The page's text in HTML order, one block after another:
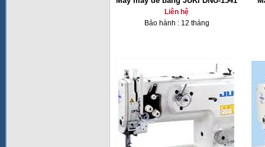
Liên hệ
Bảo hành : 12 tháng